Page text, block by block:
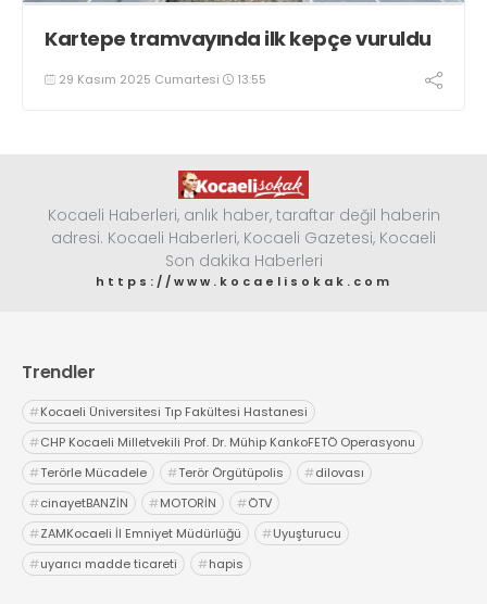
Kartepe tramvayında ilk kepçe vuruldu
29 Kasım 2025 Cumartesi 13:55
Kocaeli Haberleri, anlık haber, taraftar değil haberin
adresi. Kocaeli Haberleri, Kocaeli Gazetesi, Kocaeli
Son dakika Haberleri
https://www.kocaelisokak.com
Trendler
#Kocaeli Üniversitesi Tıp Fakültesi Hastanesi
#CHP Kocaeli Milletvekili Prof. Dr. Mühip KankoFETÖ Operasyonu
#Terörle Mücadele #Terör Örgütüpolis #dilovası
#cinayetBANZİN #MOTORİN #ÖTV
#ZAMKocaeli İl Emniyet Müdürlüğü #Uyuşturucu
#uyarıcı madde ticareti #hapis